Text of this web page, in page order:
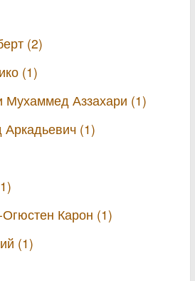
(2)
(1)
Мухаммед Аззахари (1)
(1)
Карон (1)
(1)